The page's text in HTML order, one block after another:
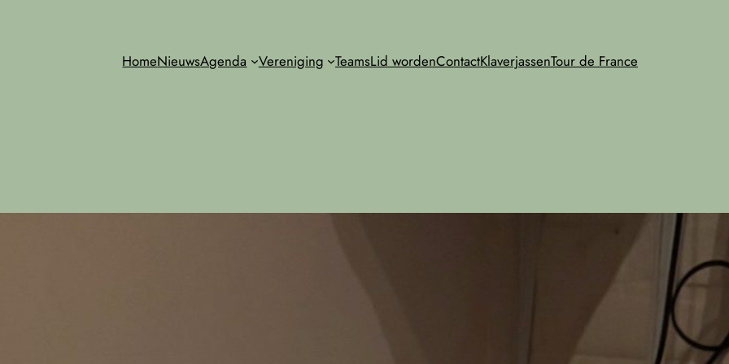
HomeNieuwsAgenda Vereniging TeamsLid wordenContactKlaverjassenTour de France